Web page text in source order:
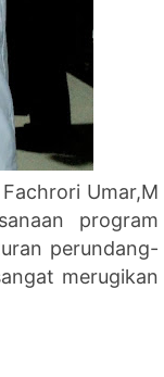
Umar,M
program
perundang-
merugikan